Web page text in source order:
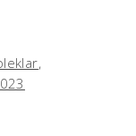
,